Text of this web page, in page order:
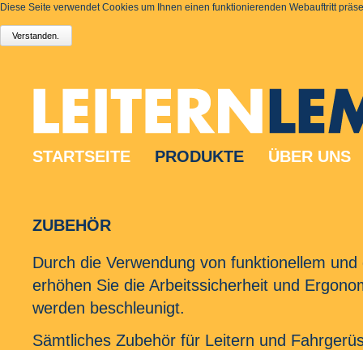
Diese Seite verwendet Cookies um Ihnen einen funktionierenden Webauftritt
STARTSEITE PRODUKTE ÜBER UNS
ZUBEHÖR
Durch die Verwendung von funktionellem
erhöhen Sie die Arbeitssicherheit und
werden beschleunigt.
Sämtliches Zubehör für Leitern und